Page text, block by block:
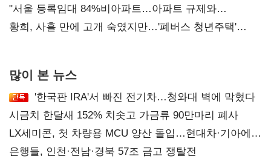
오차 당연"
"서울 등록임대 84%비아파트…아파트 규제와
달리해야"
황희, 사흘 만에 고개 숙였지만…'폐버스 청년주택'
많이 본 뉴스
'한국판 IRA'서 빠진 전기차…청와대 벽에 막혔다
시금치 한달새 152% 치솟고 가금류 90만마리 폐사
LX세미콘, 첫 차량용 MCU 양산 돌입…현대차·기아에
공급
은행들, 인천·전남·경북 57조 금고 쟁탈전